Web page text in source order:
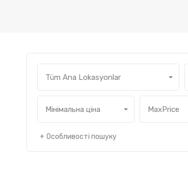
Tüm Ana Lokasyonlar
Мінімальна ціна MaxPrice
Особливості пошуку